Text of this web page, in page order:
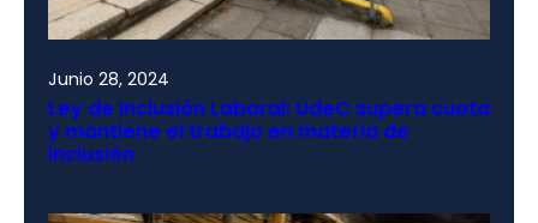
Junio 28, 2024
Ley de Inclusión Laboral: UdeC supera cuota
y mantiene el trabajo en materia de
inclusión